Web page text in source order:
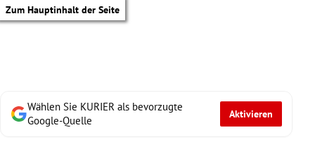
Zum Hauptinhalt der Seite
Wählen Sie KURIER als bevorzugte
Google-Quelle
Aktivieren